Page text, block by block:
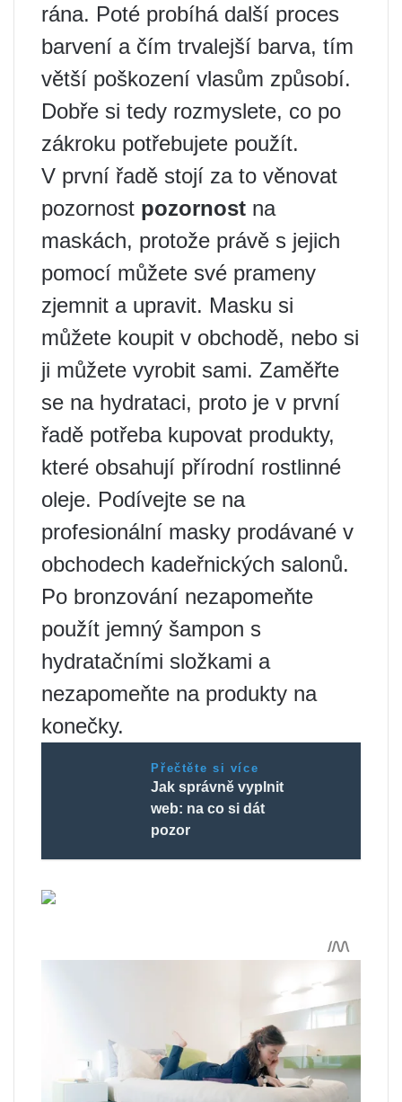
rána. Poté probíhá další proces
barvení a čím trvalejší barva, tím
větší poškození vlasům způsobí.
Dobře si tedy rozmyslete, co po
zákroku potřebujete použít.
V první řadě stojí za to věnovat
pozornost pozornost na
maskách, protože právě s jejich
pomocí můžete své prameny
zjemnit a upravit. Masku si
můžete koupit v obchodě, nebo si
ji můžete vyrobit sami. Zaměřte
se na hydrataci, proto je v první
řadě potřeba kupovat produkty,
které obsahují přírodní rostlinné
oleje. Podívejte se na
profesionální masky prodávané v
obchodech kadeřnických salonů.
Po bronzování nezapomeňte
použít jemný šampon s
hydratačními složkami a
nezapomeňte na produkty na
konečky.
Přečtěte si více
Jak správně vyplnit
web: na co si dát
pozor